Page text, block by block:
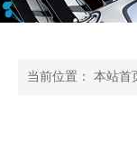
当前位置： 本站首